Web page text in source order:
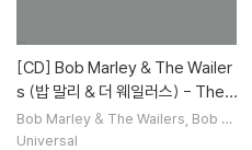
[CD]
s (밥 말리 & 더 웨일러스) - The
Complete Island Recordings
Bob Marley & The Wailers Bob M
arley노래
Universal